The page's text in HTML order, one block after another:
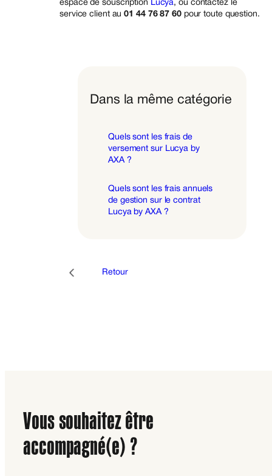
espace de souscription Lucya, ou contactez le
service client au01 44 76 87 60pour toute question.
Dans la même catégorie
Quels sont les frais de
versement sur Lucya by
AXA ?
Quels sont les frais annuels
de gestion sur le contrat
Lucya by AXA ?
Retour
Vous souhaitez être
accompagné(e) ?